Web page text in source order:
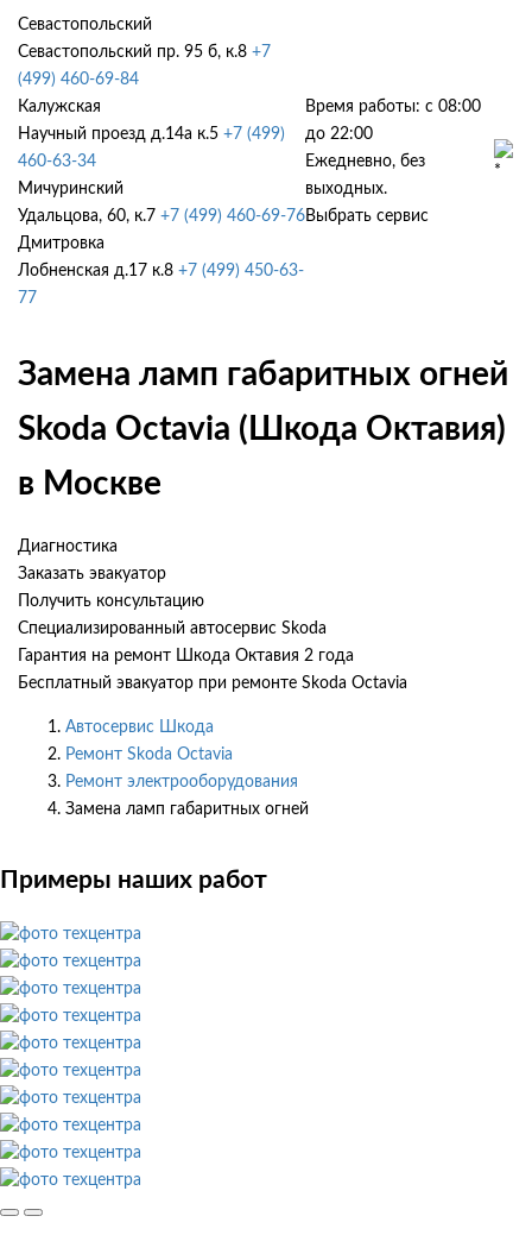
Севастопольский
Севастопольский пр. 95 б, к.8 +7
(499) 460-69-84
Калужская
Научный проезд д.14а к.5 +7 (499)
460-63-34
Мичуринский
Удальцова, 60, к.7 +7 (499) 460-69-76
Дмитровка
Лобненская д.17 к.8 +7 (499) 450-63-
77
Время работы: с 08:00
до 22:00
Ежедневно, без
выходных.
Выбрать сервис
Замена ламп габаритных огней
Skoda Octavia (Шкода Октавия)
в Москве
Диагностика
Заказать эвакуатор
Получить консультацию
Специализированный автосервис Skoda
Гарантия на ремонт Шкода Октавия 2 года
Бесплатный эвакуатор при ремонте Skoda Octavia
Автосервис Шкода
Ремонт Skoda Octavia
Ремонт электрооборудования
Замена ламп габаритных огней
Примеры наших работ